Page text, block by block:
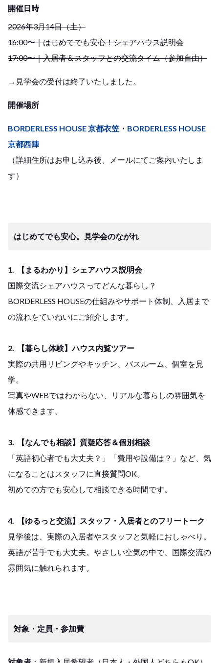
開催日時
2026年3月14日（土）
16:00〜｜はじめてでも安心！シェアハウス説明会
17:00〜｜入居者＆スタッフとの交流タイム（参加自由）
→見学会の受付は終了いたしました。
開催場所
BORDERLESS HOUSE 京都衣笠 ・ BORDERLESS HOUSE
京都西陣
（詳細住所はお申し込み後、メールにてご案内いたしま
す）
はじめてでも安心。見学会のながれ
1. 【まるわかり】シェアハウス説明会
国際交流シェアハウスってどんな暮らし？
BORDERLESS HOUSEの仕組みやサポート体制、入居まで
の流れをていねいにご紹介します。
2. 【暮らし体験】ハウス内覧ツアー
実際の共用リビングやキッチン、バスルーム、個室を見
学。
写真やWEBではわからない、リアルな暮らしの雰囲気を
体感できます。
3. 【なんでも相談】質疑応答＆個別相談
「英語初心者でも大丈夫？」「費用や設備は？」など、気
になることはスタッフに直接質問OK。
初めての方でも安心して相談できる時間です。
4. 【ゆるっと交流】スタッフ・入居者とのフリートーク
見学後は、実際の入居者やスタッフと気軽におしゃべり。
英語が苦手でも大丈夫。やさしい空気の中で、国際交流の
雰囲気に触れられます。
対象・定員・参加費